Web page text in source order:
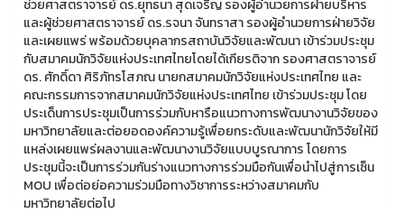
ช่วยศาสตราจารย์ ดร.ยุทธนา สุดเจริญ รองผู้อำนวยการฝ่ายบริหาร
และผู้ช่วยศาสตราจารย์ ดร.รจนา จันทราสา รองผู้อำนวยการฝ่ายวิจัย
และเผยแพร่ พร้อมด้วยบุคลากรสถาบันวิจัยและพัฒนา เข้าร่วมประชุม
กับสมาคมนักวิจัยแห่งประเทศไทยโดยได้เกียรติจาก รองศาสตราจารย์
ดร. ศักดิ์ดา ศิริภัทรโสภณ นายกสมาคมนักวิจัยแห่งประเทศไทย และ
คณะกรรมการจากสมาคมนักวิจัยแห่งประเทศไทย เข้าร่วมประชุม โดย
ประเด็นการประชุมเป็นการร่วมกับหารือแนวทางการพัฒนางานวิจัยของ
มหาวิทยาลัยและต่อยอดองค์ความรู้เพื่อยกระดับและพัฒนานักวิจัยให้มี
แหล่งเผยแพร่ผลงานและพัฒนางานวิจัยแบบบูรณาการ โดยการ
ประชุมนี้จะเป็นการร่วมกันร่างแนวทางการร่วมมือกันเพื่อนำไปสู่การเซ็น
MOU เพื่อต่อย่อความร่วมมือทางวิชาการระหว่างสมาคมกับ
มหาวิทยาลัยต่อไป